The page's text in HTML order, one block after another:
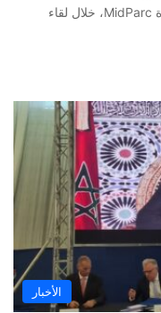
مصنعها بالدار البيضاء المتواجد بالمنطقة الحرة MidParc، خلال لقاء
الأخبار